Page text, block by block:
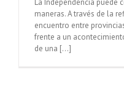
maneras. A través de la
encuentro entre
frente a un
de una [...]